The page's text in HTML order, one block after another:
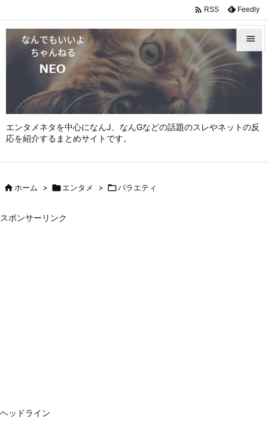
エンタメネタを中心になんJ、なんGなどの話題のスレやネットの反
応を紹介するまとめサイトです。



 RSS Feedly
ホーム > エンタメ > バラエティ
スポンサーリンク
ヘッドライン